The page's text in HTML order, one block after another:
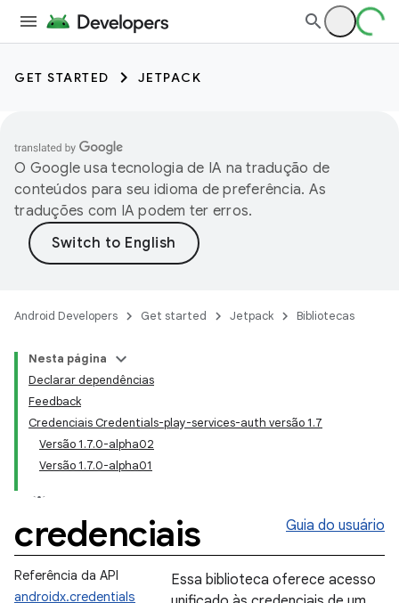
GET STARTED JETPACK
O Google usa tecnologia de IA na tradução de
conteúdos para seu idioma de preferência. As
traduções com IA podem ter erros.
Android Developers Get started Jetpack Bibliotecas
Nesta página
Declarar dependências
Feedback
Credenciais Credentials-play-services-auth versão 1.7
Versão 1.7.0-alpha02
Versão 1.7.0-alpha01
credenciais Guia do usuário
Referência da API
androidx.credentials
Essa biblioteca oferece acesso